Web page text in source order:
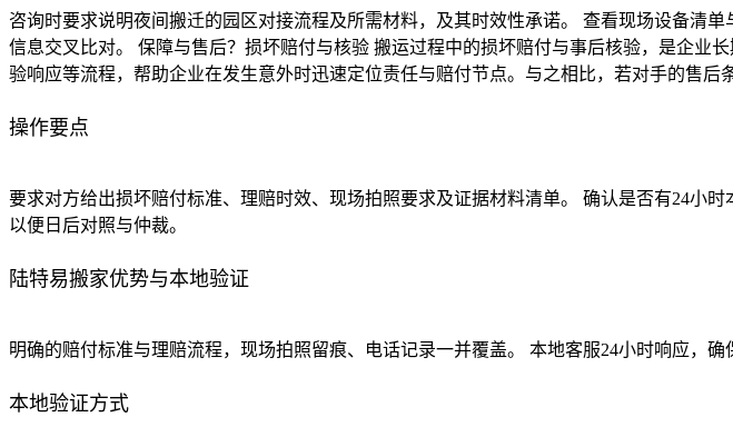
咨询时要求说明夜间搬迁的园区对接流程及所需材料，及其时效性承诺。 查看现场设备清
信息交叉比对。 保障与售后？损坏赔付与核验 搬运过程中的损坏赔付与事后核验，是企业
验响应等流程，帮助企业在发生意外时迅速定位责任与赔付节点。与之相比，若对手的售
操作要点
要求对方给出损坏赔付标准、理赔时效、现场拍照要求及证据材料清单。 确认是否有24小
以便日后对照与仲裁。
陆特易搬家优势与本地验证
明确的赔付标准与理赔流程，现场拍照留痕、电话记录一并覆盖。 本地客服24小时响应，
本地验证方式